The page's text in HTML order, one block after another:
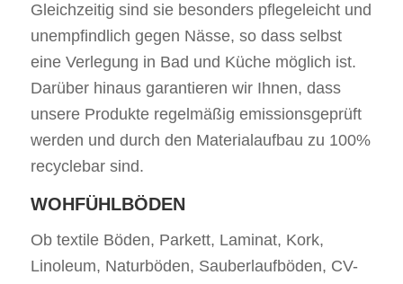
Gleichzeitig sind sie besonders pflegeleicht und
unempfindlich gegen Nässe, so dass selbst
eine Verlegung in Bad und Küche möglich ist.
Darüber hinaus garantieren wir Ihnen, dass
unsere Produkte regelmäßig emissionsgeprüft
werden und durch den Materialaufbau zu 100%
recyclebar sind.
WOHFÜHLBÖDEN
Ob textile Böden, Parkett, Laminat, Kork,
Linoleum, Naturböden, Sauberlaufböden, CV-